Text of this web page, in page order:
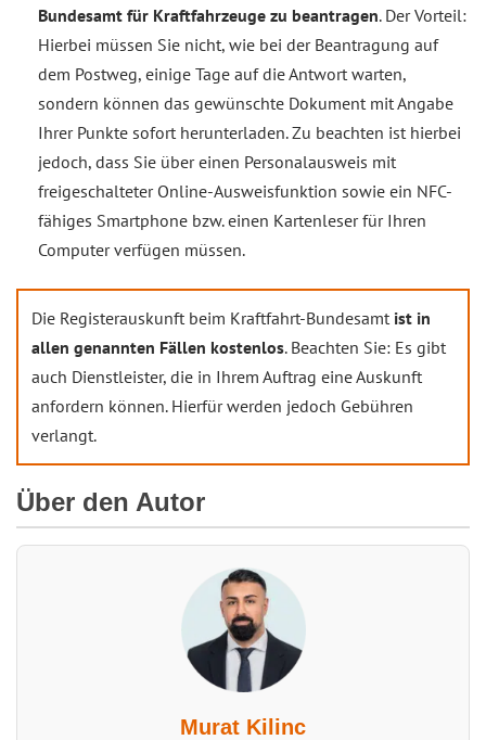
Bundesamt für Kraftfahrzeuge zu beantragen. Der Vorteil:
Hierbei müssen Sie nicht, wie bei der Beantragung auf
dem Postweg, einige Tage auf die Antwort warten,
sondern können das gewünschte Dokument mit Angabe
Ihrer Punkte sofort herunterladen. Zu beachten ist hierbei
jedoch, dass Sie über einen Personalausweis mit
freigeschalteter Online-Ausweisfunktion sowie ein NFC-
fähiges Smartphone bzw. einen Kartenleser für Ihren
Computer verfügen müssen.
Die Registerauskunft beim Kraftfahrt-Bundesamt ist in
allen genannten Fällen kostenlos. Beachten Sie: Es gibt
auch Dienstleister, die in Ihrem Auftrag eine Auskunft
anfordern können. Hierfür werden jedoch Gebühren
verlangt.
Über den Autor
Murat Kilinc